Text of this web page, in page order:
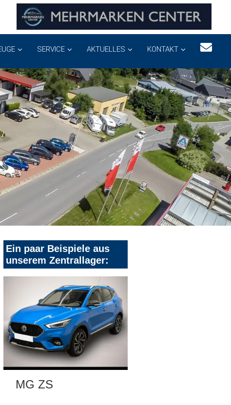
SERVICE AKTUELLES KONTAKT
Ein paar Beispiele aus
unserem Zentrallager:
MG ZS